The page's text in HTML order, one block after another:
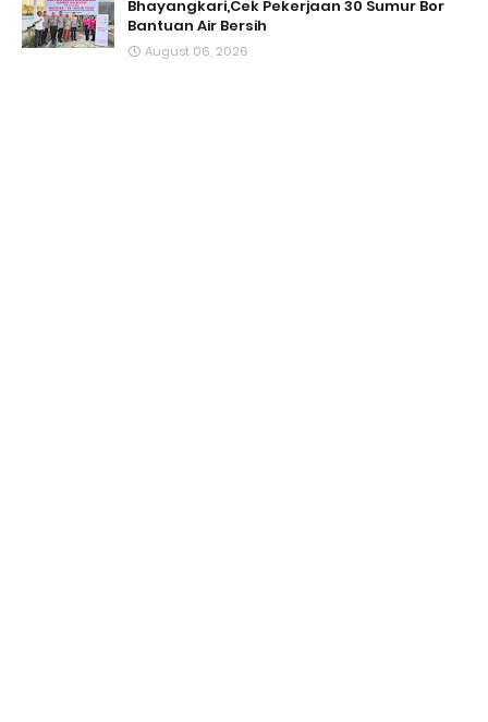
Bhayangkari,Cek Pekerjaan 30 Sumur Bor
Bantuan Air Bersih
August 06, 2026